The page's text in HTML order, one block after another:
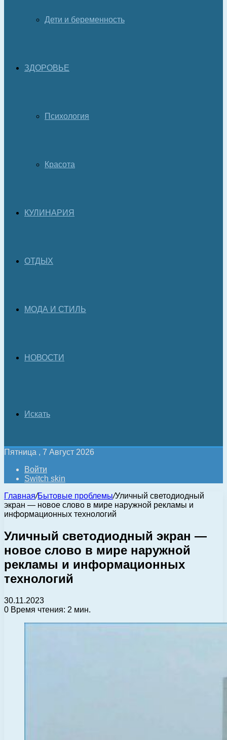
Дети и беременность
ЗДОРОВЬЕ
Психология
Красота
КУЛИНАРИЯ
ОТДЫХ
МОДА И СТИЛЬ
НОВОСТИ
Искать
Пятница , 7 Август 2026
Войти
Switch skin
Главная/Бытовые проблемы/Уличный светодиодный
экран — новое слово в мире наружной рекламы и
информационных технологий
Уличный светодиодный экран —
новое слово в мире наружной
рекламы и информационных
технологий
30.11.2023
0 Время чтения: 2 мин.